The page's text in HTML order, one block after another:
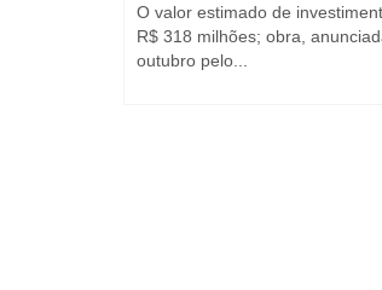
O valor estimado de
R$ 318 milhões; obra,
outubro pelo...